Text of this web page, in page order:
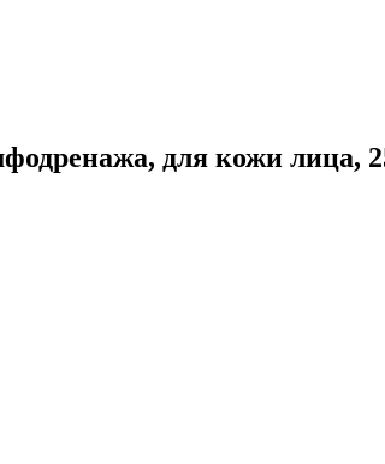
для кожи лица,